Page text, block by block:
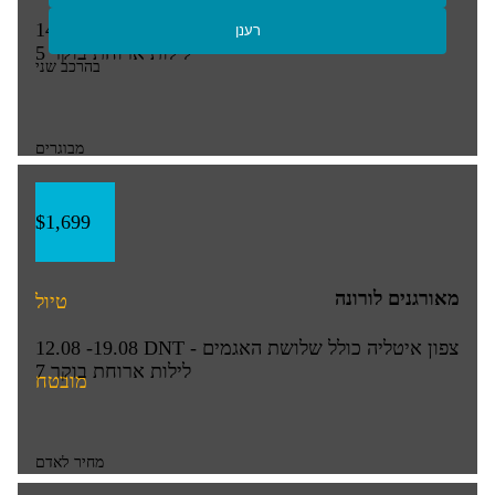
בהרכב שני
מבוגרים
14.08 -19.08
BATUMI-TRABZON TOURS
5 לילות ארוחת בוקר
$1,699
טיול
מובטח
מחיר לאדם
מאורגנים לורונה
12.08 -19.08
צפון איטליה כולל שלושת האגמים - DNT
7 לילות ארוחת בוקר
רענן